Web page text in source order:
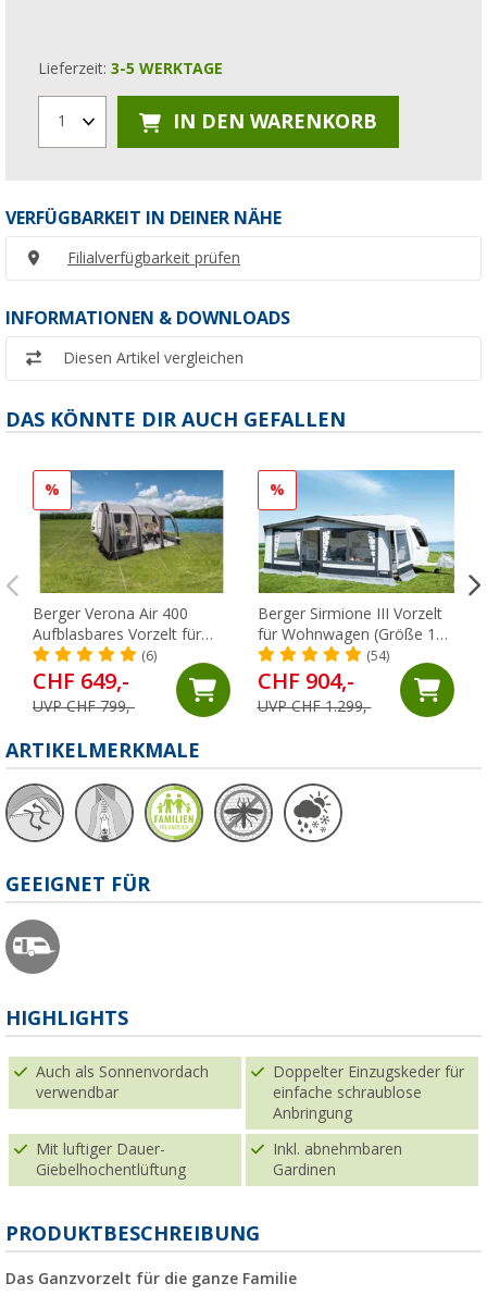
Lieferzeit: 3-5 WERKTAGE
1 IN DEN WARENKORB
VERFÜGBARKEIT IN DEINER NÄHE
Filialverfügbarkeit prüfen
INFORMATIONEN & DOWNLOADS
Diesen Artikel vergleichen
DAS KÖNNTE DIR AUCH GEFALLEN
%
Berger Verona Air 400
Aufblasbares Vorzelt für
Wohnwagen, Anbauhöhe
235 - 255 cm
(6)
CHF 649,-
UVP CHF 799,-
%
Berger Sirmione III Vorzelt
für Wohnwagen (Größe 14),
Umlaufmaß 941 - 970 cm
(54)
CHF 904,-
UVP CHF 1.299,-
ARTIKELMERKMALE
GEEIGNET FÜR
HIGHLIGHTS
Auch als Sonnenvordach
verwendbar
Doppelter Einzugskeder für
einfache schraublose
Anbringung
Mit luftiger Dauer-
Giebelhochentlüftung
Inkl. abnehmbaren
Gardinen
PRODUKTBESCHREIBUNG
Das Ganzvorzelt für die ganze Familie